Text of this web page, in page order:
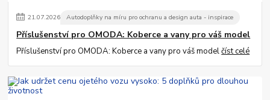
21.07.2026 Autodoplňky na míru pro ochranu a design auta - inspirace
Příslušenství pro OMODA: Koberce a vany pro váš model
Příslušenství pro OMODA: Koberce a vany pro váš modelčíst celé